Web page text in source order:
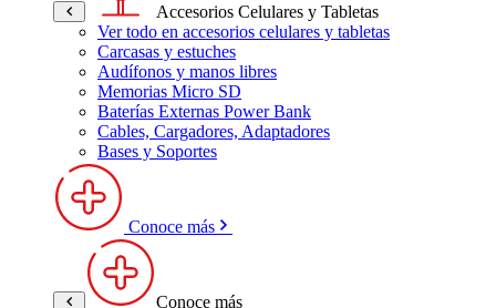
Accesorios Celulares y Tabletas
Ver todo en accesorios celulares y tabletas
Carcasas y estuches
Audífonos y manos libres
Memorias Micro SD
Baterías Externas Power Bank
Cables, Cargadores, Adaptadores
Bases y Soportes
Conoce más
Conoce más